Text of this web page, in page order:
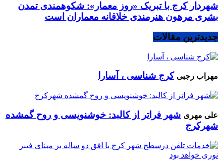
شهردار کرج با تبریک «روز معمار»: شکوهمندی تمدن
بشری مرهون هنرمندی خلاقانه معماران است
جدیدترین مقالات
مهراب رجبی کرج شناسی ، آسارا
علی مهری شهر فراتر از کالبد: خوشنویسی و روح گمشده
شهرکرج